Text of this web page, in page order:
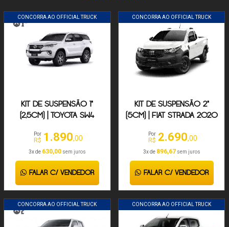
CONCORRA AO OFFICIAL TRUCK
KIT DE SUSPENSÃO 1"
(2,5CM) | TOYOTA SW4
Por
R$ 1.890,00
3x de 630,00sem juros
FALAR C/ VENDEDOR
CONCORRA AO OFFICIAL TRUCK
KIT DE SUSPENSÃO 2"
(5CM) | FIAT STRADA 2020
Por
R$ 2.690,00
3x de 896,67sem juros
FALAR C/ VENDEDOR
CONCORRA AO OFFICIAL TRUCK CONCORRA AO OFFICIAL TRUCK